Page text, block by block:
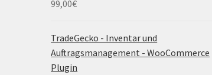
99,00€
TradeGecko - Inventar und
Auftragsmanagement - WooCommerce
Plugin